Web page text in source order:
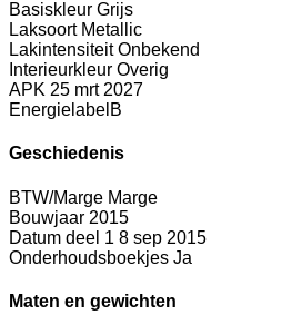
Basiskleur Grijs
Laksoort Metallic
Lakintensiteit Onbekend
Interieurkleur Overig
APK 25 mrt 2027
Energielabel B
Geschiedenis
BTW/Marge Marge
Bouwjaar 2015
Datum deel 1 8 sep 2015
Onderhoudsboekjes Ja
Maten en gewichten